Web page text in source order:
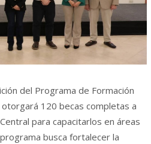
del Programa de Formación
120 becas completas a
para capacitarlos en áreas
busca fortalecer la